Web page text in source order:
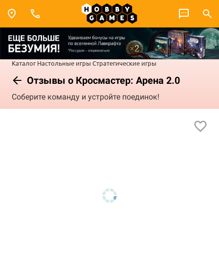
Каталог Настольные игры Стратегические игры
Отзывы о Кросмастер: Арена 2.0
Соберите команду и устройте поединок!